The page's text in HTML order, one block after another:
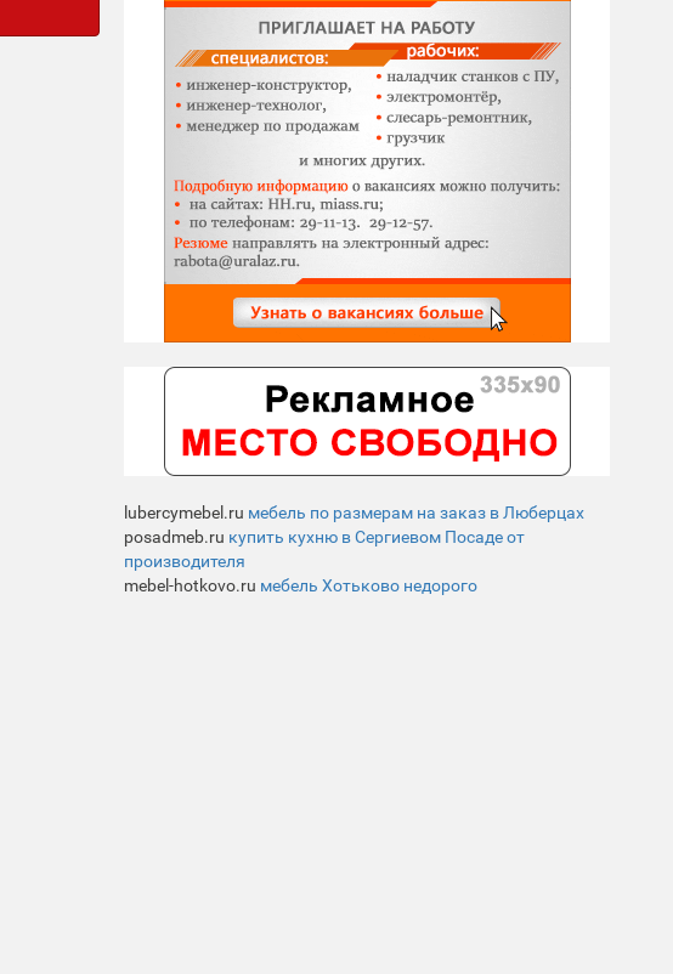
lubercymebel.ru мебель по размерам на заказ в Люберцах
posadmeb.ru купить кухню в Сергиевом Посаде от
производителя
mebel-hotkovo.ru мебель Хотьково недорого